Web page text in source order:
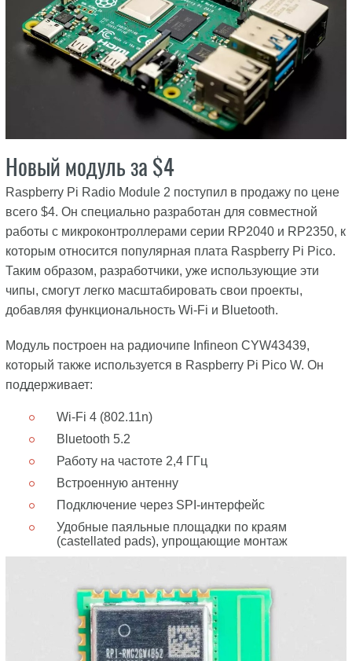
Новый модуль за $4
Raspberry Pi Radio Module 2 поступил в продажу по цене
всего $4. Он специально разработан для совместной
работы с микроконтроллерами серии RP2040 и RP2350, к
которым относится популярная плата Raspberry Pi Pico.
Таким образом, разработчики, уже использующие эти
чипы, смогут легко масштабировать свои проекты,
добавляя функциональность Wi-Fi и Bluetooth.
Модуль построен на радиочипе Infineon CYW43439,
который также используется в Raspberry Pi Pico W. Он
поддерживает:
Wi-Fi 4 (802.11n)
Bluetooth 5.2
Работу на частоте 2,4 ГГц
Встроенную антенну
Подключение через SPI-интерфейс
Удобные паяльные площадки по краям
(castellated pads), упрощающие монтаж